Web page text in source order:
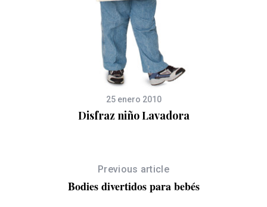
25 enero 2010
Disfraz niño Lavadora
Previous article
Bodies divertidos para bebés